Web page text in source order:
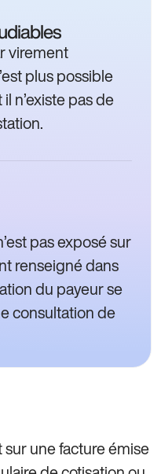
virement
plus possible
n’existe pas de
pas exposé sur
renseigné dans
du payeur se
consultation de
une facture émise